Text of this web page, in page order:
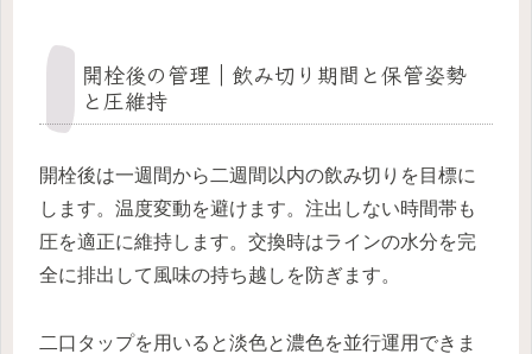
開栓後の管理｜飲み切り期間と保管姿勢
と圧維持
開栓後は一週間から二週間以内の飲み切りを目標に
します。温度変動を避けます。注出しない時間帯も
圧を適正に維持します。交換時はラインの水分を完
全に排出して風味の持ち越しを防ぎます。
二口タップを用いると淡色と濃色を並行運用できま